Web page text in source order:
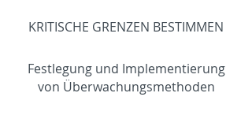
KRITISCHE GRENZEN BESTIMMEN
Festlegung und Implementierung
von Überwachungsmethoden